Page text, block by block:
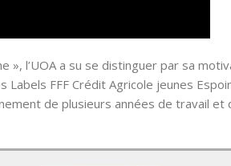
», l’UOA a su se distinguer par sa
Labels FFF Crédit Agricole jeunes
de plusieurs années de travail